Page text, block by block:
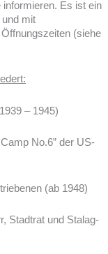
Es ist ein
und mit
(siehe
– 1945)
No.6” der US-
(ab 1948)
Stadtrat und Stalag-